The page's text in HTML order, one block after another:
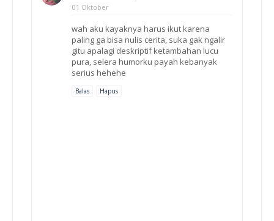
01 Oktober
wah aku kayaknya harus ikut karena
paling ga bisa nulis cerita, suka gak ngalir
gitu apalagi deskriptif ketambahan lucu
pura, selera humorku payah kebanyak
serius hehehe
Balas Hapus